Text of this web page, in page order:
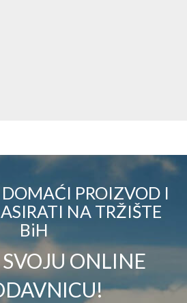
PROIZVOD I
NA TRŽIŠTE
BiH
ONLINE